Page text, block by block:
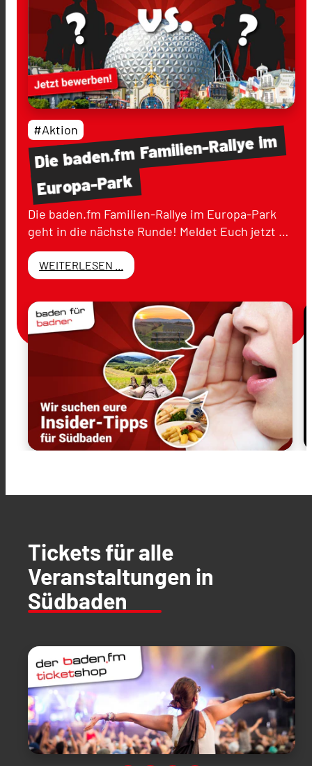
Diebaden.fmFamilien-Rallyeim
Europa-Park
#Aktion
Die baden.fm Familien-Rallye im Europa-Park
geht in die nächste Runde! Meldet Euch jetzt …
WEITERLESEN ...
Tickets für alle
Veranstaltungen in
Südbaden